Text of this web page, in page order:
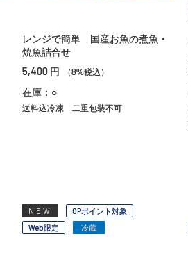
レンジで簡単 国産お魚の煮魚・
焼魚詰合せ
5,400 円 （8%税込）
在庫：○
送料込冷凍 二重包装不可
NEW
OPポイント対象
Web限定
冷蔵